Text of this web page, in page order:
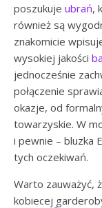
poszukuje ubrań,
również są
znakomicie
wysokiej jakości
jednocześnie
połączenie
okazje, od
towarzyskie. W
i pewnie – bluzka
tych oczekiwań.
Warto zauważyć,
kobiecej